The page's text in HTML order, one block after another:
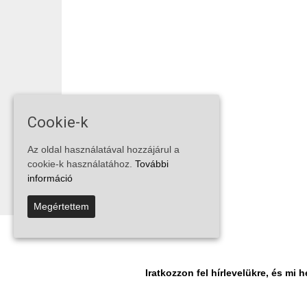
Iratkozzon fel hírlevelükre, és mi
Cookie-k
Az oldal használatával hozzájárul a
cookie-k használatához. További
információ
Megértettem